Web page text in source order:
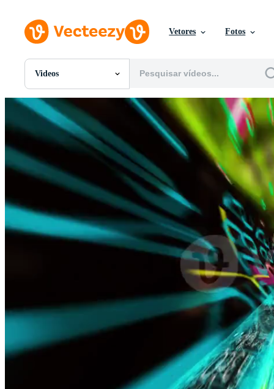
Vetores Fotos
Videos
Todas Imagens
Fotos
PNGs
PSDs
SVGs
Vetores
Videos
Motion graphics
Imagens Editoriais
Eventos Editoriais